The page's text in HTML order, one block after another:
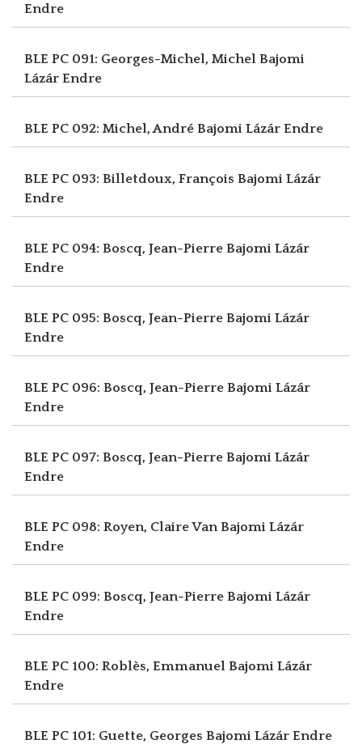
Endre
BLE PC 091: Georges-Michel, Michel Bajomi
Lázár Endre
BLE PC 092: Michel, André Bajomi Lázár Endre
BLE PC 093: Billetdoux, François Bajomi Lázár
Endre
BLE PC 094: Boscq, Jean-Pierre Bajomi Lázár
Endre
BLE PC 095: Boscq, Jean-Pierre Bajomi Lázár
Endre
BLE PC 096: Boscq, Jean-Pierre Bajomi Lázár
Endre
BLE PC 097: Boscq, Jean-Pierre Bajomi Lázár
Endre
BLE PC 098: Royen, Claire VanBajomi Lázár
Endre
BLE PC 099: Boscq, Jean-Pierre Bajomi Lázár
Endre
BLE PC 100: Roblès, Emmanuel Bajomi Lázár
Endre
BLE PC 101: Guette, Georges Bajomi Lázár Endre